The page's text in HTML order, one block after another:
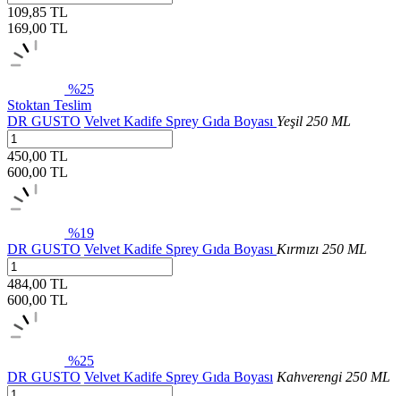
109,85 TL
169,00 TL
%25
Stoktan Teslim
DR GUSTO Velvet Kadife Sprey Gıda Boyası Yeşil 250 ML
450,00 TL
600,00 TL
%19
DR GUSTO Velvet Kadife Sprey Gıda Boyası Kırmızı 250 ML
484,00 TL
600,00 TL
%25
DR GUSTO Velvet Kadife Sprey Gıda Boyası Kahverengi 250 ML